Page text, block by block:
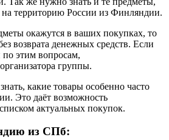
на территорию России из Финляндии.
окажутся в ваших покупках, то
возврата денежных средств. Если
этим вопросам,
группы.
какие товары особенно часто
Это даёт возможность
актуальных покупок.
из СПб: